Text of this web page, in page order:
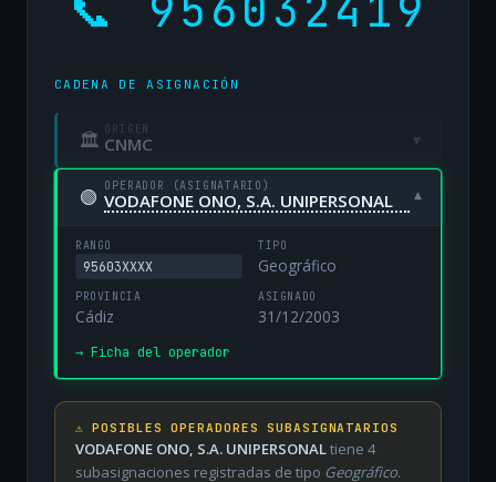
CADENA DE ASIGNACIÓN
🏛 ORIGEN
CNMC ▾
🟢 OPERADOR (ASIGNATARIO)
VODAFONE ONO, S.A. UNIPERSONAL ▾
RANGO
95603XXXX
TIPO
Geográfico
PROVINCIA
Cádiz
ASIGNADO
31/12/2003
→ Ficha del operador
⚠️ POSIBLES OPERADORES SUBASIGNATARIOS
VODAFONE ONO, S.A. UNIPERSONALtiene 4
subasignaciones registradas de tipo Geográfico.